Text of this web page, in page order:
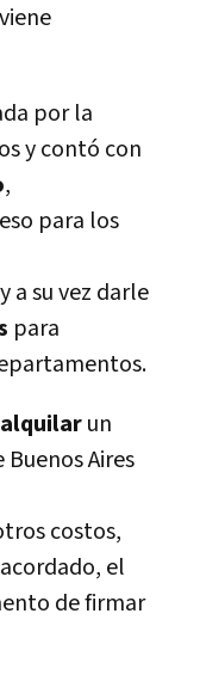
por la
y contó con
,
para los
a su vez darle
para
alquilarun
Aires
costos,
el
de firmar